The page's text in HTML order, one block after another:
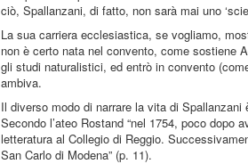
ciò, Spallanzani, di fatto, non sarà mai uno
La sua carriera ecclesiastica, se vogliamo,
non è certo nata nel convento, come sostiene
gli studi naturalistici, ed entrò in convento
ambiva.
Il diverso modo di narrare la vita di
Secondo l’ateo Rostand “nel 1754, poco
letteratura al Collegio di Reggio.
San Carlo di Modena” (p. 11).